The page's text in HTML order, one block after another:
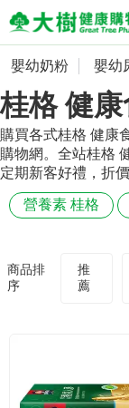
嬰幼奶粉
嬰幼尿布
婦幼
保健／營養品
醫材用品
抗菌 尿布 大
奶瓶奶嘴
會員資料及密碼修
常用收件人清單
訂單查詢
收藏清單
紅利點數查詢
嬰幼奶粉 嬰幼
桂格 健
購買各式桂格 健康
購物網。全站桂格
定期新客好禮，折
營養素 桂格
商品排
序
推
薦